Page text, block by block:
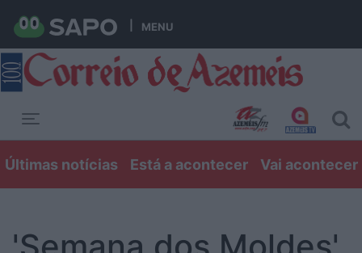
MENU
Últimas notícias Está a acontecer Vai acontecer